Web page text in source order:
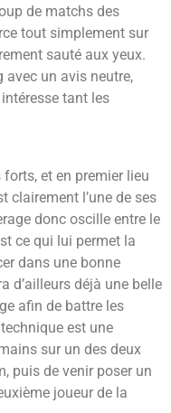
de matchs des
tout simplement sur
sauté aux yeux.
un avis neutre,
tant les
et en premier lieu
clairement l’une de ses
donc oscille entre le
ce qui lui permet la
dans une bonne
d’ailleurs déjà une belle
afin de battre les
est une
sur un des deux
puis de venir poser un
joueur de la